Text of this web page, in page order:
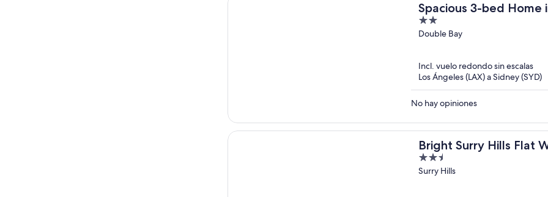
Spacious 3-bed Home
Bay
2
out
Double Bay
Incl. vuelo redondo sin escalas
Los Ángeles (LAX) a Sidney (SYD)
No hay opiniones
Bright Surry Hills Flat
Views
2.5
out
Surry Hills